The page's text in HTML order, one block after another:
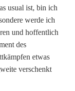
usual ist, bin ich
werde ich
und hoffentlich
des
etwas
verschenkt